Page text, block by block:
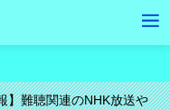
】難聴関連のNHK放送や